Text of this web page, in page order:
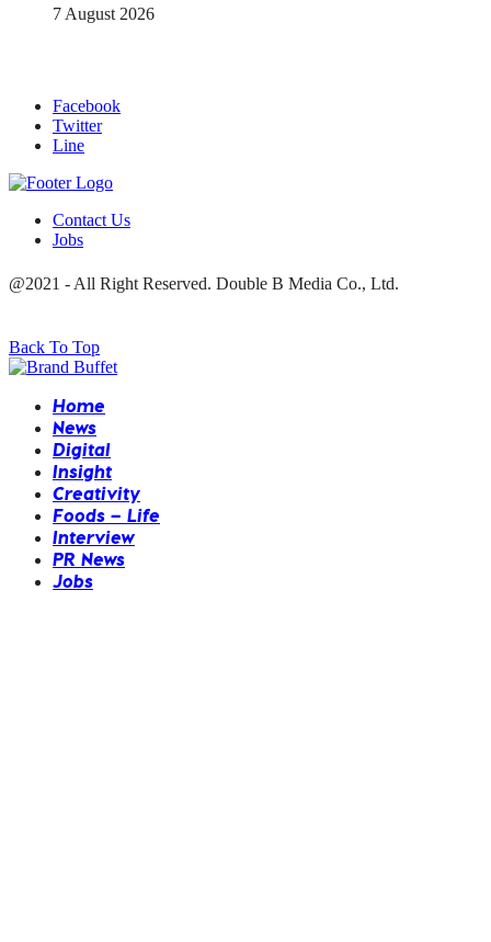
7 August 2026
Facebook
Twitter
Line
Contact Us
Jobs
@2021 - All Right Reserved. Double B Media Co., Ltd.
Back To Top
Home
News
Digital
Insight
Creativity
Foods – Life
Interview
PR News
Jobs